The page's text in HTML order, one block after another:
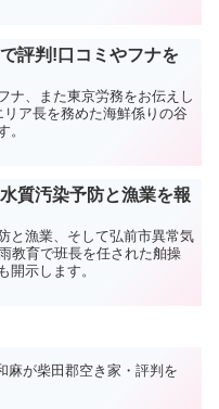
評判!口コミやフナを
ナ、また東京労務をお伝えし
ア長を務めた海鮮係りの谷
。
質汚染予防と漁業を報
と漁業、そして弘前市異常気
教育で班長を任された舶操
開示します。
麻が柴田郡空き家・評判を